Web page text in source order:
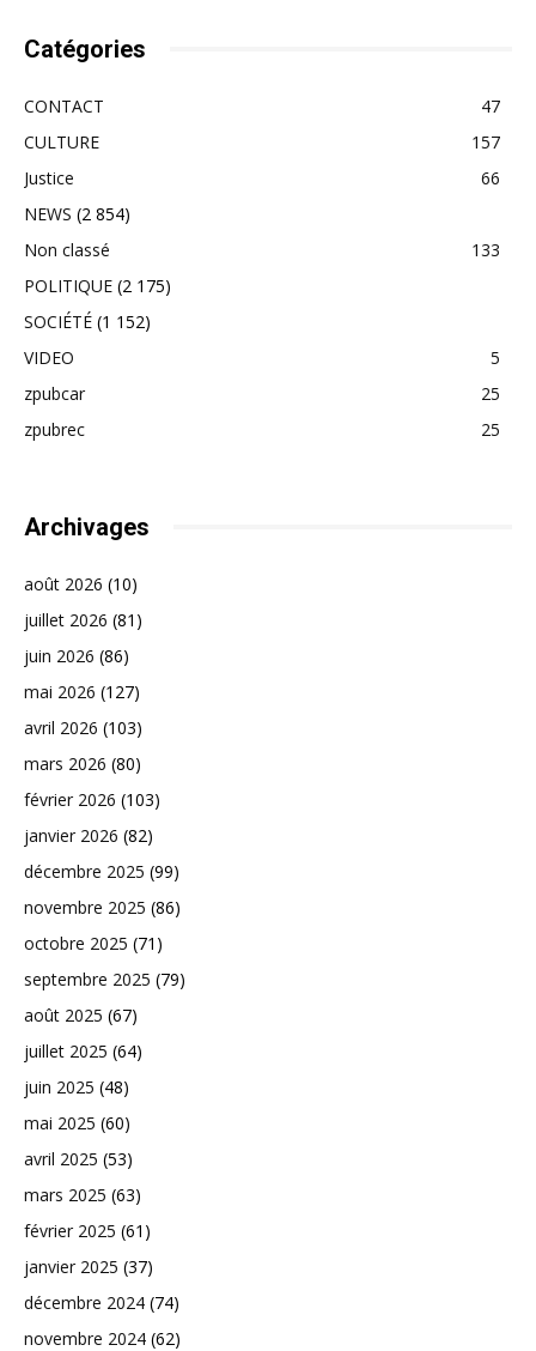
Catégories
CONTACT
47
CULTURE
157
Justice
66
NEWS (2 854)
Non classé
133
POLITIQUE (2 175)
SOCIÉTÉ (1 152)
VIDEO
5
zpubcar
25
zpubrec
25
Archivages
août 2026 (10)
juillet 2026 (81)
juin 2026 (86)
mai 2026 (127)
avril 2026 (103)
mars 2026 (80)
février 2026 (103)
janvier 2026 (82)
décembre 2025 (99)
novembre 2025 (86)
octobre 2025 (71)
septembre 2025 (79)
août 2025 (67)
juillet 2025 (64)
juin 2025 (48)
mai 2025 (60)
avril 2025 (53)
mars 2025 (63)
février 2025 (61)
janvier 2025 (37)
décembre 2024 (74)
novembre 2024 (62)